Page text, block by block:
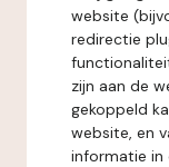
website
redirectie
zijn aan de
gekoppeld
website, en
informatie in